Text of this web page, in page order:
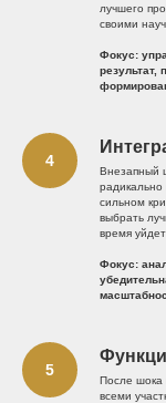
лучшего
своими
Фокус:
результат,
Внезапный
сильном
выбрать
время
Фокус:
После шока
всеми